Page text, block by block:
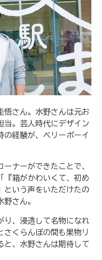
悟さん。水野さんは元お
当。芸人時代にデザイン
の経験が、ベリーボーイ
ナーができたことで、
『箱がかわいくて、初め
という声をいただけたの
さん。
り、浸透して名物になれ
さくらんぼの間も果物リ
と、水野さんは期待して